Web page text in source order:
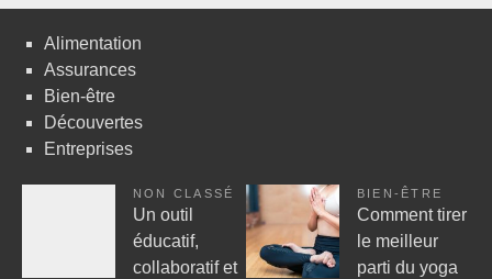
Alimentation
Assurances
Bien-être
Découvertes
Entreprises
NON CLASSÉ
Un outil
éducatif,
collaboratif et
BIEN-ÊTRE
Comment tirer
le meilleur
parti du yoga